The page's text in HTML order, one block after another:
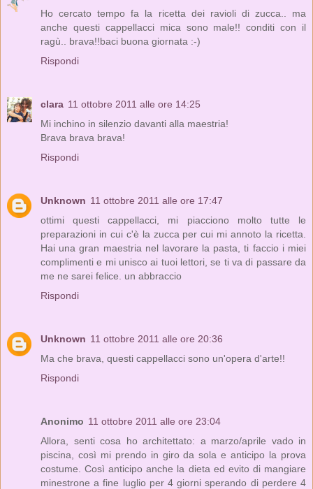
Ho cercato tempo fa la ricetta dei ravioli di zucca.. ma
anche questi cappellacci mica sono male!! conditi con il
ragù.. brava!!baci buona giornata :-)
Rispondi
clara 11 ottobre 2011 alle ore 14:25
Mi inchino in silenzio davanti alla maestria!
Brava brava brava!
Rispondi
Unknown 11 ottobre 2011 alle ore 17:47
ottimi questi cappellacci, mi piacciono molto tutte le
preparazioni in cui c'è la zucca per cui mi annoto la ricetta.
Hai una gran maestria nel lavorare la pasta, ti faccio i miei
complimenti e mi unisco ai tuoi lettori, se ti va di passare da
me ne sarei felice. un abbraccio
Rispondi
Unknown 11 ottobre 2011 alle ore 20:36
Ma che brava, questi cappellacci sono un'opera d'arte!!
Rispondi
Anonimo 11 ottobre 2011 alle ore 23:04
Allora, senti cosa ho architettato: a marzo/aprile vado in
piscina, così mi prendo in giro da sola e anticipo la prova
costume. Così anticipo anche la dieta ed evito di mangiare
minestrone a fine luglio per 4 giorni sperando di perdere 4